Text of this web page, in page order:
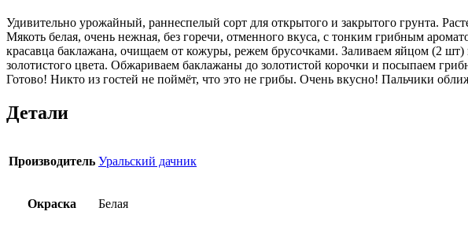
Удивительно урожайный, раннеспелый сорт для открытого и закрытого грунта.
Мякоть белая, очень нежная, без горечи, отменного вкуса, с тонким грибным
красавца баклажана, очищаем от кожуры, режем брусочками. Заливаем яйцом (2
золотистого цвета. Обжариваем баклажаны до золотистой корочки и посыпаем
Готово! Никто из гостей не поймёт, что это не грибы. Очень вкусно! Пальчики
Детали
Производитель Уральский дачник
Окраска Белая